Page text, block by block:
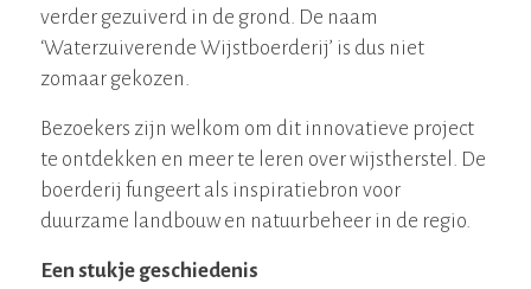
verder gezuiverd in de grond. De naam
‘Waterzuiverende Wijstboerderij’ is dus niet
zomaar gekozen.
Bezoekers zijn welkom om dit innovatieve project
te ontdekken en meer te leren over wijstherstel. De
boerderij fungeert als inspiratiebron voor
duurzame landbouw en natuurbeheer in de regio.
Een stukje geschiedenis